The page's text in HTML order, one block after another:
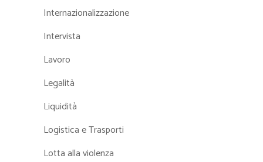
Internazionalizzazione
Intervista
Lavoro
Legalità
Liquidità
Logistica e Trasporti
Lotta alla violenza